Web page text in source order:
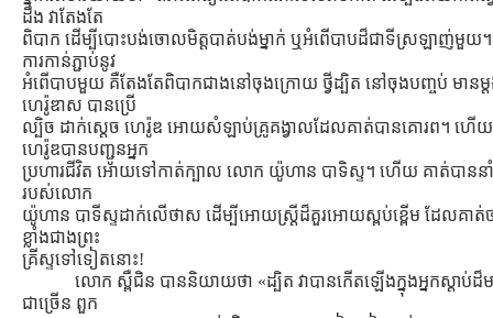
ដឹង វាតែងតែ
ពិបាក ដើម្បីបោះបង់ចោលមិត្ដបាត់បង់ម្នាក់ ឬអំពើបាបដ៏ជាទីស្រឡាញ់មួយ។
ការកាន់ភ្ជាប់នូវ
អំពើបាបមួយ គឺតែងតែពិបាកជាងនៅចុងក្រោយ ថ្វីដ្បិត នៅចុងបញ្ចប់ មានម្
ហេរ៉ូឌាស បានប្រើ
ល្បិច ដាក់ស្ដេច ហេរ៉ូឌ អោយសំឡាប់គ្រូគង្វាលដែលគាត់បានគោរព។ ហើយ
ហេរ៉ូឌបានបញ្ជូនអ្នក
ប្រហារជីវិត អោយទៅកាត់ក្បាល លោក យ៉ូហាន បាទិស្ទ។ ហើយ គាត់បានន
របស់លោក
យ៉ូហាន បាទីស្ទដាក់លើថាស ដើម្បីអោយស្ដ្រីដ៏គួរអោយស្ពប់ខ្ពើម ដែលគាត់
ខ្លាំងជាងព្រះ
គ្រីស្ទទៅទៀតនោះ!
លោក ស្ពឺជិន បាននិយាយថា «ដ្បិត វាបានកើតឡើងក្នុងអ្នកស្ដាប់
ជាច្រើន ពួក